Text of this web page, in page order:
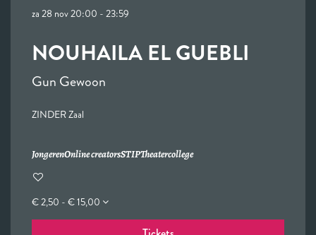
NOUHAILA EL GUEBLI
Gun Gewoon
za 28 nov20:00 - 23:59
ZINDER Zaal
JongerenOnline creatorsSTIPTheatercollege
€ 2,50 - € 15,00